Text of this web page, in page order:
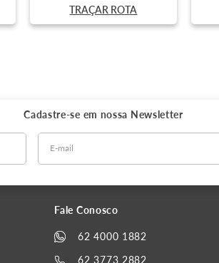
TRAÇAR ROTA
Cadastre-se em nossa Newsletter
Fale Conosco
62 4000 1882
62 3773 2882